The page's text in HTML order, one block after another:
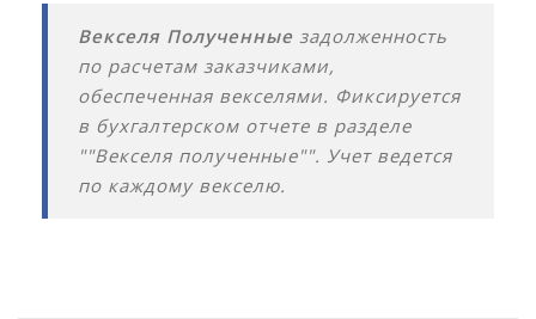
Векселя Полученные задолженность
по расчетам заказчиками,
обеспеченная векселями. Фиксируется
в бухгалтерском отчете в разделе
""Векселя полученные"". Учет ведется
по каждому векселю.